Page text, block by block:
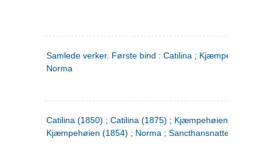
Samlede verker. Første bind : Catilina ; Kjæmpehøien ;
Norma
Catilina (1850) ; Catilina (1875) ; Kjæmpehøien (1850) ;
Kjæmpehøien (1854) ; Norma ; Sancthansnatten